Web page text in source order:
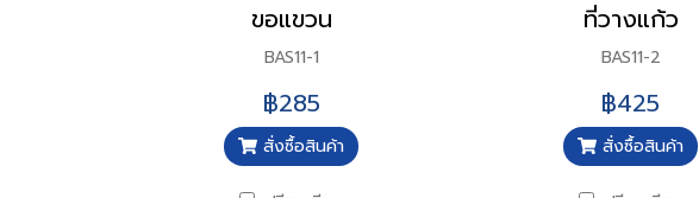
ขอแขวน
BAS11-1
฿285
สั่งซื้อสินค้า
ที่วางแก้ว
BAS11-2
฿425
สั่งซื้อสินค้า